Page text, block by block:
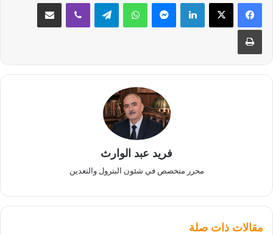
لينكدإن ماسنجر واتساب تيلقرام ڤايبر مشاركة عبر البريد
طباعة
فريد عبد الوارث
محرر متخصص في شئون البترول والتعدين
مقالات ذات صلة